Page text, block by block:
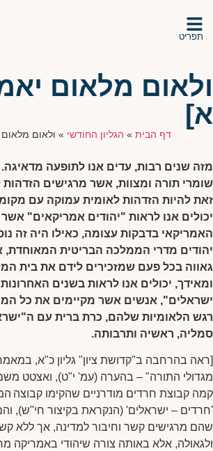
תפריט
ולאום מלאום
א]
דף הבית » הגליון החודשי » ולאום
מזה שנים רבות, עדים אנו לתופעה מדאיגה.
שומרי תורה ומצוות, אשר מרגישים הזדהות
זאת להיות הזדהות לאומית עמוקה עם
יכולים אנו לראות "יהודים אמריקאים"
האמריקאי בדבקות עצומה, כאילו היה זה
יהודים מדרי הממלכה הבריטית
גאווה בכל פעם שמזכירים לידם את בית
ומאידך, יכולים אנו לראות בשנים
ישראלים", אנשים אשר מקיימים את כל
רגש הלאומיות שלהם, כרת ברית עם
סמליה, ראשיה ותרבותה.
[ראה בהרחבה ב"קדושת ציון" גליון כ"א,
מגדולי התורה" – בהערה (עמ' י"ט), ואצטט
קמה קבוצת חרדים מודרניים שהקימו קבוצה
'חרדים – ישראלים' (הנקראת בקיצור חי"ש),
שהם מרגישים קשר וחיבור למדינה, אך ללא
ולגאולה, אלא באותה צורה שיהודי באמריקה